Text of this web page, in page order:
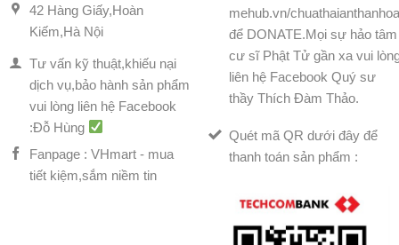
42 Hàng Giấy,Hoàn
Kiếm,Hà Nội
Tư vấn kỹ thuật,khiếu nại
dịch vụ,bảo hành sản phẩm
vui lòng liên hệ Facebook
:Đỗ Hùng
Fanpage : VHmart - mua
tiết kiệm,sắm niềm tin
mehub.vn/
để DONATE.Mọi sự hảo tâm
cư sĩ Phật Tử gần xa vui
liên hệ Facebook Quý sư
thầy Thích Đàm Thảo.
Quét mã QR dưới đây để
thanh toán sản phẩm :